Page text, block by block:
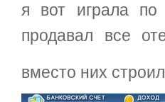
я вот играла
продавал все
вместо них